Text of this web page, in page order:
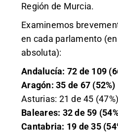
Región de Murcia.
Examinemos
en cada parlamento
absoluta):
Andalucía: 72 de 109
Aragón: 35 de 67 (52%)
Asturias: 21 de 45 (47%)
Baleares: 32 de 59
Cantabria: 19 de 35